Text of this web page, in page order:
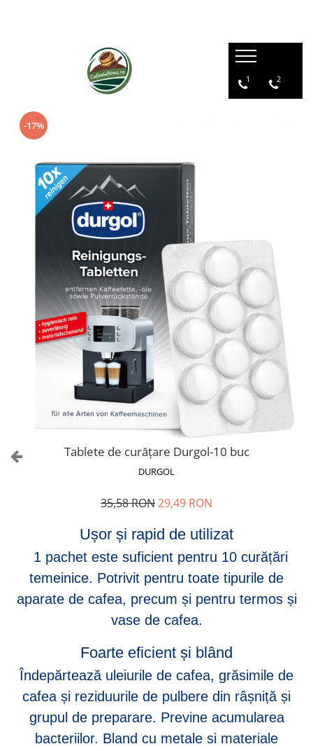
1 2
-17%
Tablete de curățare Durgol-10 buc
DURGOL
35,58 RON29,49 RON
Ușor și rapid de utilizat
1 pachet este suficient pentru 10 curățări
temeinice. Potrivit pentru toate tipurile de
aparate de cafea, precum și pentru termos și
vase de cafea.
Foarte eficient și blând
Îndepărtează uleiurile de cafea, grăsimile de
cafea și reziduurile de pulbere din râșniță și
grupul de preparare. Previne acumularea
bacteriilor. Bland cu metale si materiale